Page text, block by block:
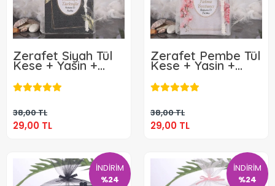
Zerafet Siyah Tül
Kese + Yasin +
Tesbih
38,00 TL
29,00 TL
29,00 TL
Zerafet Pembe Tül
Kese + Yasin +
Tesbih
38,00 TL
29,00 TL
29,00 TL
İNDİRİM
%24
İNDİRİM
%24